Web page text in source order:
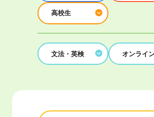
高校生
文法・英検 オンライ